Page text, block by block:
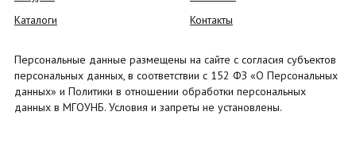
Каталоги
Контакты
Персональные данные размещены на сайте с согласия субъектов
персональных данных, в соответствии с 152 ФЗ «О Персональных
данных» и Политики в отношении обработки персональных
данных в МГОУНБ. Условия и запреты не установлены.